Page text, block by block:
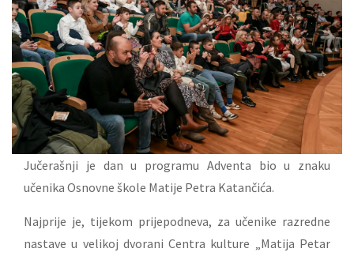
Jučerašnji je dan u programu Adventa bio u znaku
učenika Osnovne škole Matije Petra Katančića.
Najprije je, tijekom prijepodneva, za učenike razredne
nastave u velikoj dvorani Centra kulture „Matija Petar